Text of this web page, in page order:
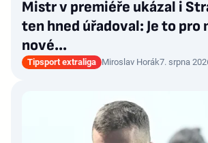
Mistr v premiéře ukázal i
ten hned úřadoval: Je to pro
nové…
Tipsport extraliga Miroslav Horák7. srpna